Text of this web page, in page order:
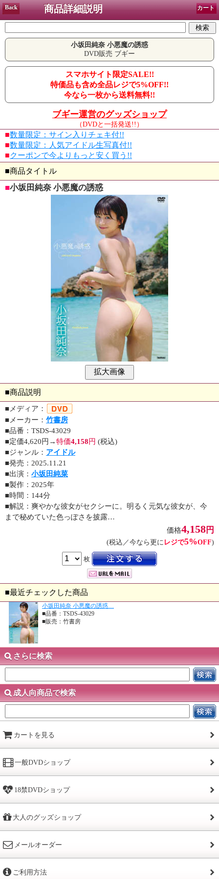
Back 商品詳細説明 カート
小坂田純奈 小悪魔の誘惑
DVD販売 ブギー
スマホサイト限定SALE!!
特価品も含め全品レジで5%OFF!!
今なら一枚から送料無料!!
ブギー運営のグッズショップ
（DVDと一括発送!!）
■数量限定：サイン入りチェキ付!!
■数量限定：人気アイドル生写真付!!
■クーポンで今よりもっと安く買う!!
■商品タイトル
■小坂田純奈 小悪魔の誘惑
■商品説明
■メディア：
■メーカー： 竹書房
■品番：TSDS-43029
■定価4,620円→特価4,158円 (税込)
■ジャンル： アイドル
■発売：2025.11.21
■出演： 小坂田純菜
■製作：2025年
■時間：144分
■解説：爽やかな彼女がセクシーに。明るく元気な彼女が、今
まで秘めていた色っぽさを披露…
価格4,158円
(税込／今なら更に レジで5%OFF)
枚
■最近チェックした商品
小坂田純奈 小悪魔の誘惑…
■品番：TSDS-43029
■販売：竹書房
さらに検索
成人向商品で検索
カートを見る
一般DVDショップ
18禁DVDショップ
大人のグッズショップ
メールオーダー
ご利用方法